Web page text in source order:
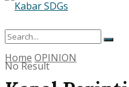
No Result
Home OPINION